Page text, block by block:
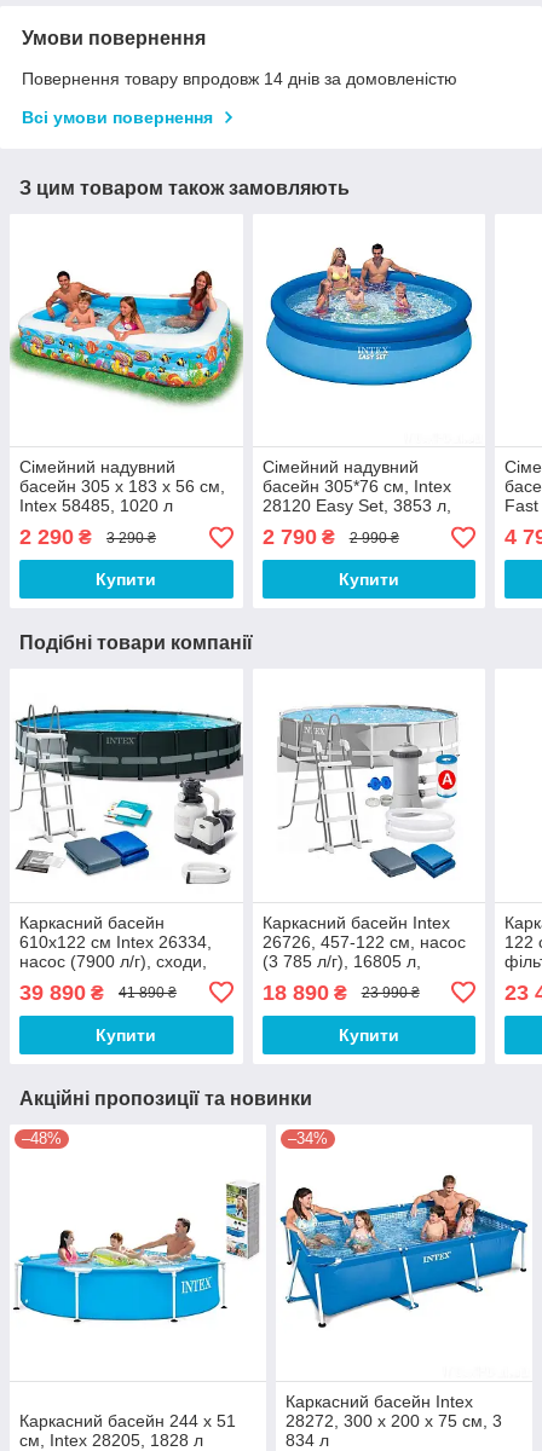
Умови повернення
Повернення товару впродовж 14 днів за домовленістю
Всі умови повернення
З цим товаром також замовляють
Сімейний надувний
басейн 305 х 183 х 56 см,
Intex 58485, 1020 л
2 290 ₴ 3 290 ₴
Купити
Сімейний надувний
басейн 305*76 см, Intex
28120 Easy Set, 3853 л,
наливний
2 790₴ 2 990 ₴
Купити
Fast
(1
4
Подібні товари компанії
Каркасний басейн
610x122 см Intex 26334,
насос (7900 л/г), сходи,
тент, підстилка, 30 079 л
39 890 ₴ 41 890 ₴
Купити
Каркасний басейн Intex
26726, 457-122 см, насос
(3 785 л/г), 16805 л,
18 890₴ 23 990 ₴
Купити
122
23
Акційні пропозиції та новинки
–48%
Каркасний басейн 244 x 51
см, Intex 28205, 1828 л
–34%
Каркасний басейн Intex
28272, 300 х 200 х 75 см, 3
834 л